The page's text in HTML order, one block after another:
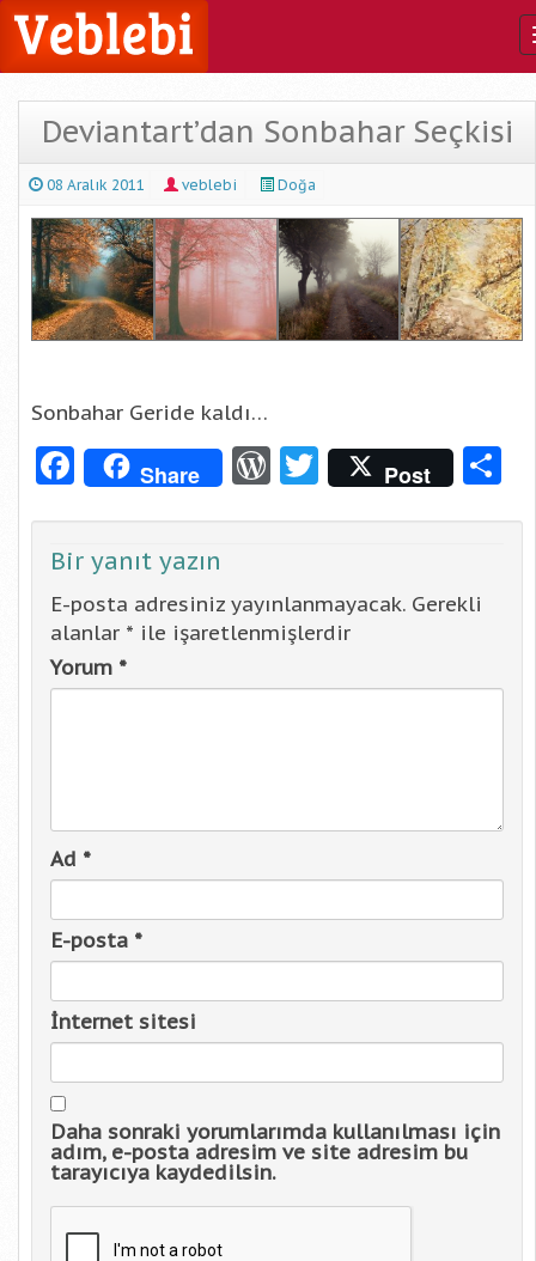
Deviantart’dan Sonbahar Seçkisi
08 Aralık 2011 veblebi Doğa
Sonbahar Geride kaldı…
Facebook
Share WordPress
Twitter
Post
Bir yanıt yazın
E-posta adresiniz yayınlanmayacak. Gerekli
alanlar * ile işaretlenmişlerdir
Yorum *
Ad *
E-posta *
İnternet sitesi
Daha sonraki yorumlarımda kullanılması için
adım, e-posta adresim ve site adresim bu
tarayıcıya kaydedilsin.